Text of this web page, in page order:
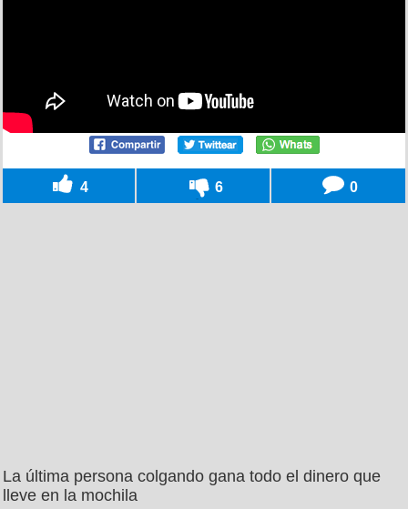
4 6 0
La última persona colgando gana todo el dinero que
lleve en la mochila